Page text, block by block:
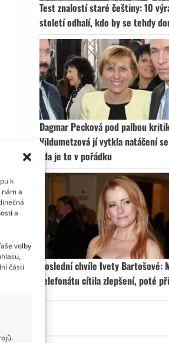
k
a
a
volby
části
Test znalostí staré češtiny: 10
století odhalí, kdo by se tehdy
Dagmar Pecková pod palbou
Vildumetzová jí vytkla natáčení
zda je to v pořádku
Poslední chvíle Ivety Bartošové:
telefonátu cítila zlepšení, poté